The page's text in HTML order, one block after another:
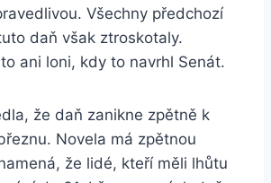
Všechny předchozí
daň však ztroskotaly.
ani loni, kdy to navrhl Senát.
že daň zanikne zpětně k
Novela má zpětnou
že lidé, kteří měli lhůtu